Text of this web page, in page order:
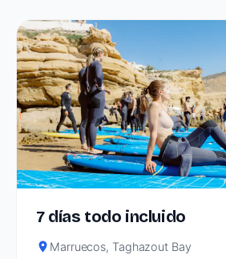
7 días todo incluido
Marruecos, Taghazout Bay